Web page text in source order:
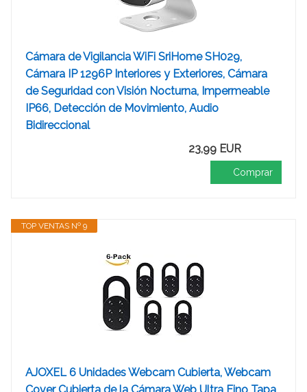
Cámara de Vigilancia WiFi SriHome SH029,
Cámara IP 1296P Interiores y Exteriores, Cámara
de Seguridad con Visión Nocturna, Impermeable
IP66, Detección de Movimiento, Audio
Bidireccional
23,99 EUR
Comprar
TOP VENTAS Nº 9
AJOXEL 6 Unidades Webcam Cubierta, Webcam